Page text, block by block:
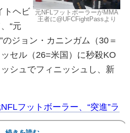
元NFLフットボーラーがMMA
王者に@UFCFightPassより
トヘビ
“元
のジョン・カニンガム（30＝
セル（26=米国）に秒殺KO
シュでフィニッシュし、新
フットボーラー、“突進”ラ